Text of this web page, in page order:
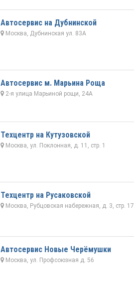
Автосервис на Дубнинской
Москва, Дубнинская ул. 83А
Автосервис м. Марьина Роща
2-я улица Марьиной рощи, 24А
Техцентр на Кутузовской
Москва, ул. Поклонная, д. 11, стр. 1
Техцентр на Русаковской
Москва, Рубцовская набережная, д. 3, стр. 17
Автосервис Новые Черёмушки
Москва, ул. Профсоюзная д. 56